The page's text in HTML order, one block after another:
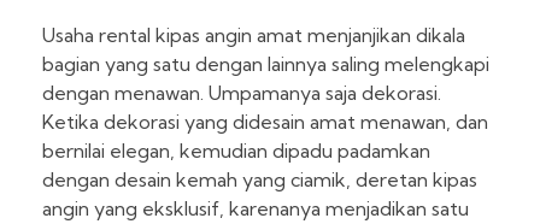
Usaha rental kipas angin amat menjanjikan dikala
bagian yang satu dengan lainnya saling melengkapi
dengan menawan. Umpamanya saja dekorasi.
Ketika dekorasi yang didesain amat menawan, dan
bernilai elegan, kemudian dipadu padamkan
dengan desain kemah yang ciamik, deretan kipas
angin yang eksklusif, karenanya menjadikan satu